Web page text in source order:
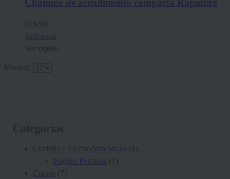
€ 19.99
Adicionar
Ver rápido
Mostrar:
Cozinha e Electrodomesticos (1)
Fogões Portateis (1)
Cursos (7)